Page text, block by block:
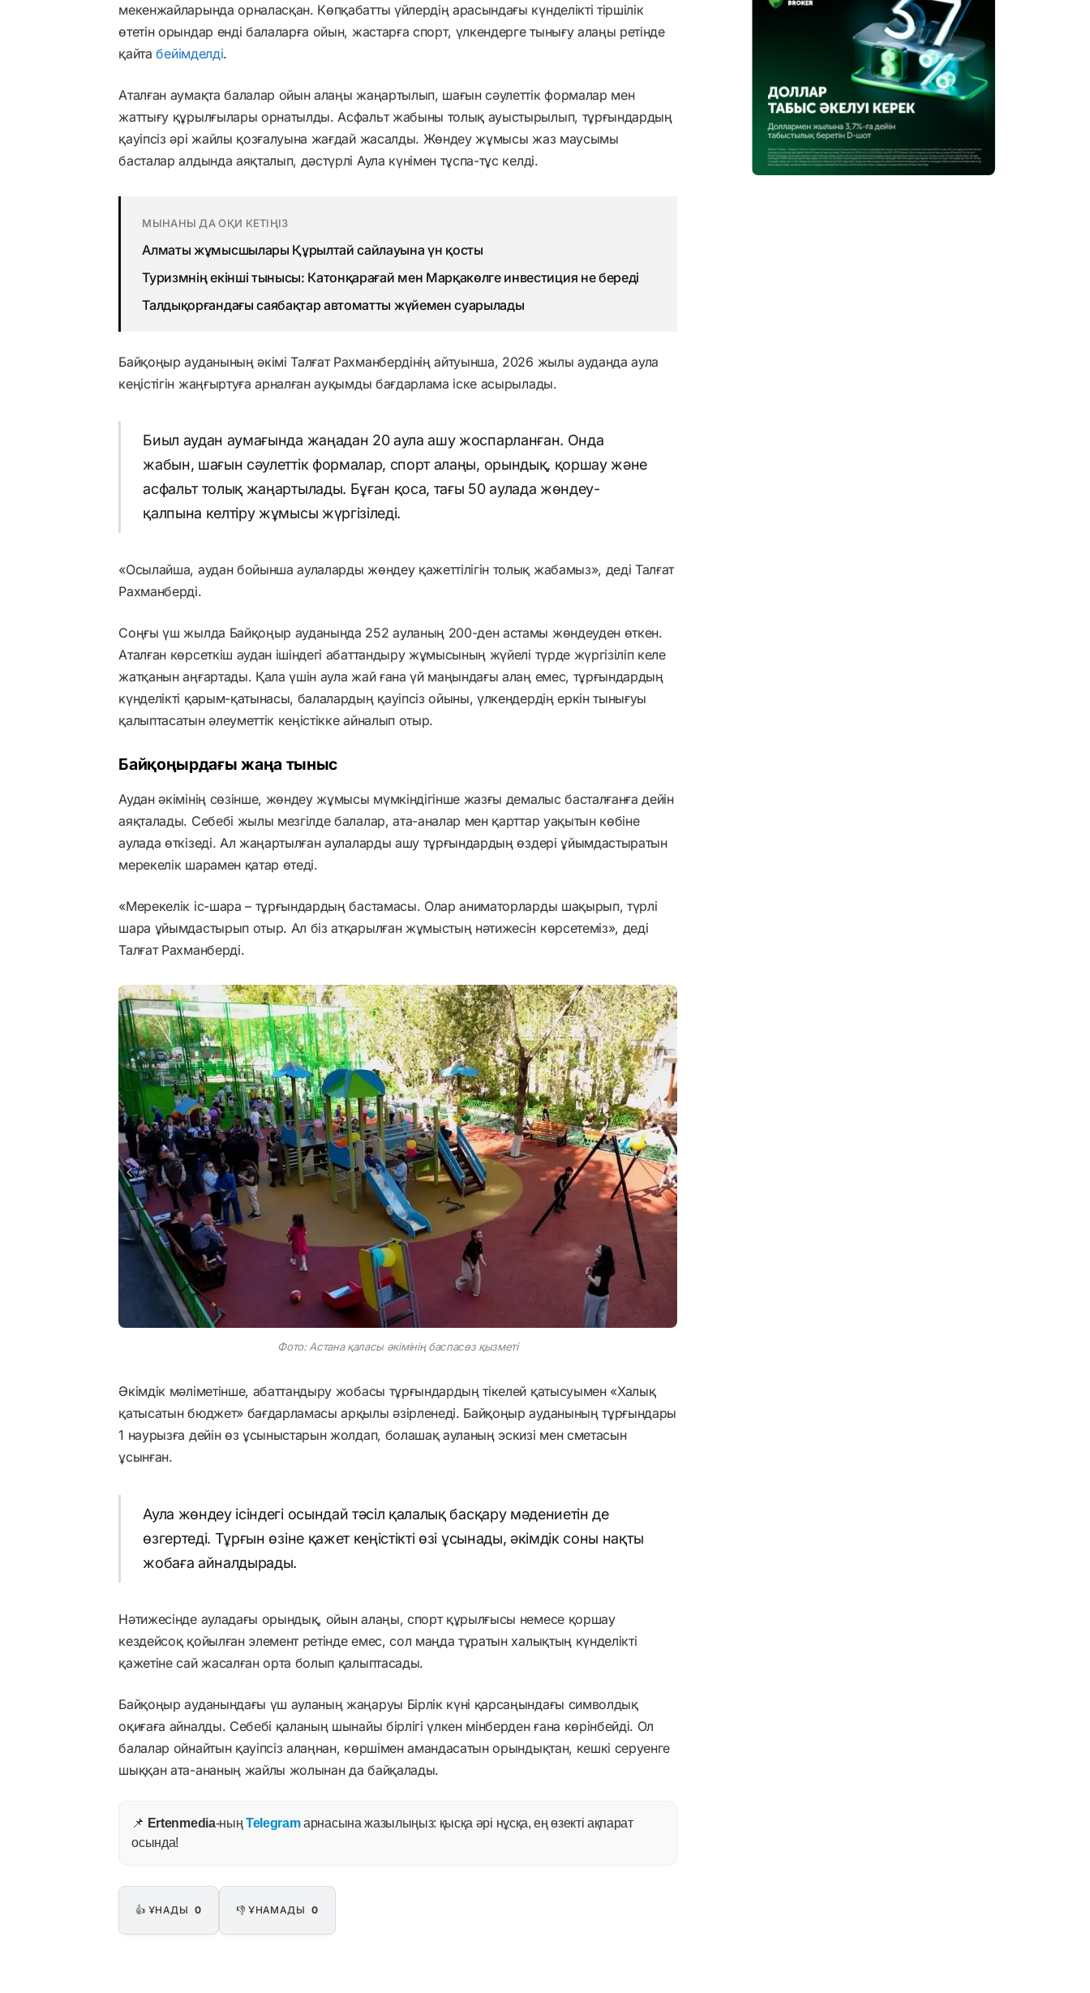
мекенжайларында орналасқан. Көпқабатты үйлердің арасындағы күнделікті тіршілік
өтетін орындар енді балаларға ойын, жастарға спорт, үлкендерге тынығу алаңы ретінде
қайтабейімделді.
Аталған аумақта балалар ойын алаңы жаңартылып, шағын сәулеттік формалар мен
жаттығу құрылғылары орнатылды. Асфальт жабыны толық ауыстырылып, тұрғындардың
қауіпсіз әрі жайлы қозғалуына жағдай жасалды. Жөндеу жұмысы жаз маусымы
басталар алдында аяқталып, дәстүрлі Аула күнімен тұспа-тұс келді.
МЫНАНЫ ДА ОҚИ КЕТІҢІЗ
Алматы жұмысшылары Құрылтай сайлауына үн қосты
Туризмнің екінші тынысы: Катонқарағай мен Марқакөлге инвестиция не береді
Талдықорғандағы саябақтар автоматты жүйемен суарылады
Байқоңыр ауданының әкімі Талғат Рахманбердінің айтуынша, 2026 жылы ауданда аула
кеңістігін жаңғыртуға арналған ауқымды бағдарлама іске асырылады.
Биыл аудан аумағында жаңадан 20 аула ашу жоспарланған. Онда
жабын, шағын сәулеттік формалар, спорт алаңы, орындық, қоршау және
асфальт толық жаңартылады. Бұған қоса, тағы 50 аулада жөндеу-
қалпына келтіру жұмысы жүргізіледі.
«Осылайша, аудан бойынша аулаларды жөндеу қажеттілігін толық жабамыз», деді Талғат
Рахманберді.
Соңғы үш жылда Байқоңыр ауданында 252 ауланың 200-ден астамы жөндеуден өткен.
Аталған көрсеткіш аудан ішіндегі абаттандыру жұмысының жүйелі түрде жүргізіліп келе
жатқанын аңғартады. Қала үшін аула жай ғана үй маңындағы алаң емес, тұрғындардың
күнделікті қарым-қатынасы, балалардың қауіпсіз ойыны, үлкендердің еркін тынығуы
қалыптасатын әлеуметтік кеңістікке айналып отыр.
Байқоңырдағы жаңа тыныс
Аудан әкімінің сөзінше, жөндеу жұмысы мүмкіндігінше жазғы демалыс басталғанға дейін
аяқталады. Себебі жылы мезгілде балалар, ата-аналар мен қарттар уақытын көбіне
аулада өткізеді. Ал жаңартылған аулаларды ашу тұрғындардың өздері ұйымдастыратын
мерекелік шарамен қатар өтеді.
«Мерекелік іс-шара – тұрғындардың бастамасы. Олар аниматорларды шақырып, түрлі
шара ұйымдастырып отыр. Ал біз атқарылған жұмыстың нәтижесін көрсетеміз», деді
Талғат Рахманберді.
Фото: Астана қаласы әкімінің баспасөз қызметі
Әкімдік мәліметінше, абаттандыру жобасы тұрғындардың тікелей қатысуымен «Халық
қатысатын бюджет» бағдарламасы арқылы әзірленеді. Байқоңыр ауданының тұрғындары
1 наурызға дейін өз ұсыныстарын жолдап, болашақ ауланың эскизі мен сметасын
ұсынған.
Аула жөндеу ісіндегі осындай тәсіл қалалық басқару мәдениетін де
өзгертеді. Тұрғын өзіне қажет кеңістікті өзі ұсынады, әкімдік соны нақты
жобаға айналдырады.
Нәтижесінде ауладағы орындық, ойын алаңы, спорт құрылғысы немесе қоршау
кездейсоқ қойылған элемент ретінде емес, сол маңда тұратын халықтың күнделікті
қажетіне сай жасалған орта болып қалыптасады.
Байқоңыр ауданындағы үш ауланың жаңаруы Бірлік күні қарсаңындағы символдық
оқиғаға айналды. Себебі қаланың шынайы бірлігі үлкен мінберден ғана көрінбейді. Ол
балалар ойнайтын қауіпсіз алаңнан, көршімен амандасатын орындықтан, кешкі серуенге
шыққан ата-ананың жайлы жолынан да байқалады.
📌 Ertenmedia-ның Telegramарнасына жазылыңыз: қысқа әрі нұсқа, ең өзекті ақпарат
осында!
👍 ҰНАДЫ 0 👎 ҰНАМАДЫ 0